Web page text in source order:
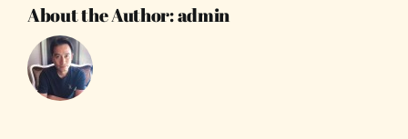
About the Author:admin